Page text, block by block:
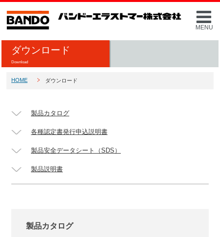
MENU
ダウンロード
Download
HOME ダウンロード
製品カタログ
各種認定書発行申込説明書
製品安全データシート（SDS）
製品説明書
製品カタログ